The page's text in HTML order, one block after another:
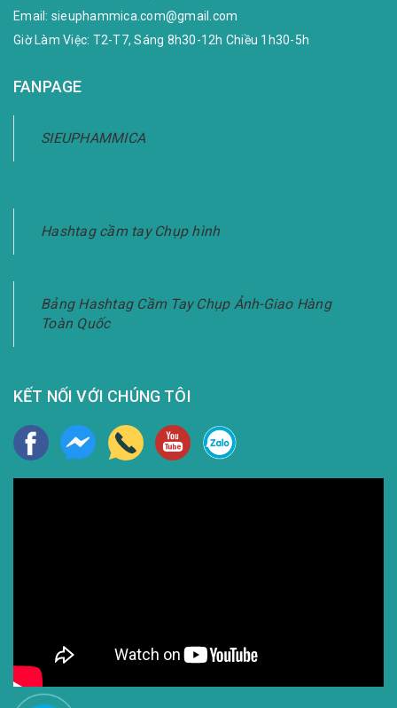
Email: sieuphammica.com@gmail.com
Giờ Làm Việc: T2-T7, Sáng 8h30-12h Chiều 1h30-5h
FANPAGE
SIEUPHAMMICA
Hashtag cầm tay Chụp hình
Bảng Hashtag Cầm Tay Chụp Ảnh-Giao Hàng
Toàn Quốc
KẾT NỐI VỚI CHÚNG TÔI